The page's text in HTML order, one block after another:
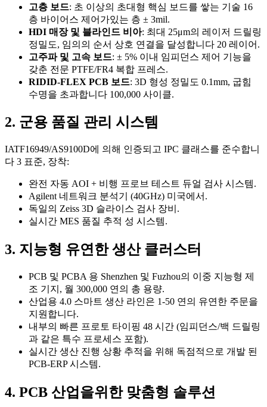
고층 보드: 초 이상의 초대형 핵심 보드를 쌓는 기술 16
층 바이어스 제어가있는 층 ± 3mil.
HDI 매장 및 블라인드 비아: 최대 25μm의 레이저 드릴링
정밀도, 임의의 순서 상호 연결을 달성합니다 20 레이어.
고주파 및 고속 보드: ± 5% 이내 임피던스 제어 기능을
갖춘 전문 PTFE/FR4 복합 프레스.
RIDID-FLEX PCB 보드: 3D 형성 정밀도 0.1mm, 굽힘
수명을 초과합니다 100,000 사이클.
2. 군용 품질 관리 시스템
IATF16949/AS9100D에 의해 인증되고 IPC 클래스를 준수합니
다 3 표준, 장착:
완전 자동 AOI + 비행 프로브 테스트 듀얼 검사 시스템.
Agilent 네트워크 분석기 (40GHz) 미국에서.
독일의 Zeiss 3D 슬라이스 검사 장비.
실시간 MES 품질 추적 성 시스템.
3. 지능형 유연한 생산 클러스터
PCB 및 PCBA 용 Shenzhen 및 Fuzhou의 이중 지능형 제
조 기지, 월 300,000 연의 총 용량.
산업용 4.0 스마트 생산 라인은 1-50 연의 유연한 주문을
지원합니다.
내부의 빠른 프로토 타이핑 48 시간 (임피던스/백 드릴링
과 같은 특수 프로세스 포함).
실시간 생산 진행 상황 추적을 위해 독점적으로 개발 된
PCB-ERP 시스템.
4. PCB 산업을위한 맞춤형 솔루션